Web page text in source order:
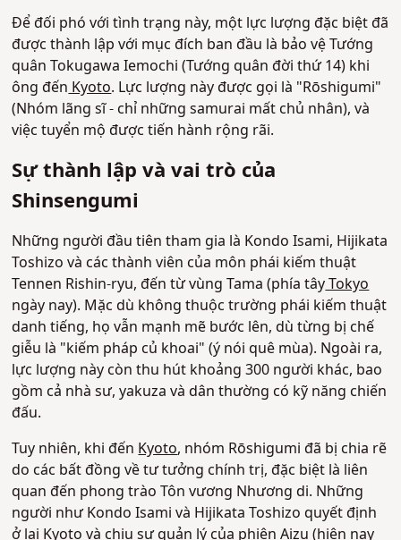
Để đối phó với tình trạng này, một lực lượng đặc biệt đã
được thành lập với mục đích ban đầu là bảo vệ Tướng
quân Tokugawa Iemochi (Tướng quân đời thứ 14) khi
ông đếnKyoto. Lực lượng này được gọi là "Rōshigumi"
(Nhóm lãng sĩ - chỉ những samurai mất chủ nhân), và
việc tuyển mộ được tiến hành rộng rãi.
Sự thành lập và vai trò của
Shinsengumi
Những người đầu tiên tham gia là Kondo Isami, Hijikata
Toshizo và các thành viên của môn phái kiếm thuật
Tennen Rishin-ryu, đến từ vùng Tama (phía tâyTokyo
ngày nay). Mặc dù không thuộc trường phái kiếm thuật
danh tiếng, họ vẫn mạnh mẽ bước lên, dù từng bị chế
giễu là "kiếm pháp củ khoai" (ý nói quê mùa). Ngoài ra,
lực lượng này còn thu hút khoảng 300 người khác, bao
gồm cả nhà sư, yakuza và dân thường có kỹ năng chiến
đấu.
Tuy nhiên, khi đếnKyoto, nhóm Rōshigumi đã bị chia rẽ
do các bất đồng về tư tưởng chính trị, đặc biệt là liên
quan đến phong trào Tôn vương Nhương di. Những
người như Kondo Isami và Hijikata Toshizo quyết định
ở lại Kyotovà chịu sự quản lý của phiên Aizu (hiện nay